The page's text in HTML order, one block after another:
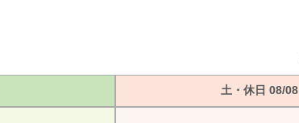
土・休日 08/08